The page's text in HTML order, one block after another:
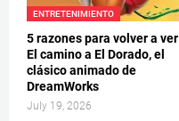
ENTRETENIMIENTO
5 razones para volver a ver
El camino a El Dorado, el
clásico animado de
DreamWorks
July 19, 2026